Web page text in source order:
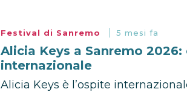
Festival di Sanremo 5 mesi fa
Alicia Keys a Sanremo
internazionale
Alicia Keys è l’ospite